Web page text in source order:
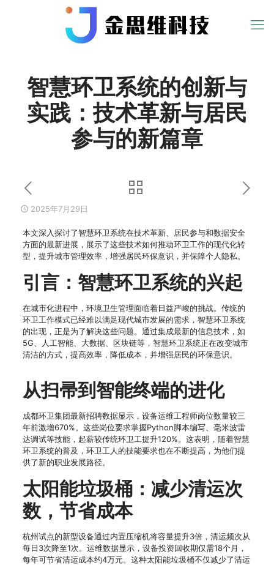
智慧环卫系统的创新与
实践：技术革新与居民
参与的新篇章
2025年7月29日
本文深入探讨了智慧环卫系统在技术革新、居民参与和数据安全
方面的最新进展，展示了这些技术如何推动环卫工作的现代化转
型，提升城市管理效率，增强居民环保意识，并保障个人隐私。
引言：智慧环卫系统的兴起
在城市化进程中，环境卫生管理面临着日益严峻的挑战。传统的
环卫工作模式已经难以满足现代城市发展的需求，智慧环卫系统
的出现，正是为了解决这些问题。通过集成最新的信息技术，如
5G、人工智能、大数据、区块链等，智慧环卫系统正在改变城市
清洁的方式，提高效率，降低成本，并增强居民的环保意识。
从扫帚到智能终端的进化
成都环卫集团最新招聘数据显示，设备运维工程师岗位数量较三
年前激增670%。这些岗位要求掌握Python脚本编写、毫米波雷
达调试等技能，起薪较传统环卫工提升120%。这表明，随着智慧
环卫系统的普及，环卫工人的技能要求也在不断提高，为他们提
供了新的职业发展路径。
太阳能垃圾桶：减少清运次
数，节省成本
杭州试点的新型设备通过内置压缩机将容量提升3倍，清运频次从
每日3次降至1次。运维数据显示，设备投资回收期仅需18个月，
每年可节省清运成本约4万元。这种太阳能垃圾桶不仅减少了清运